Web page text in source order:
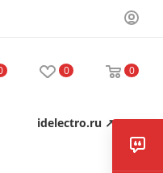
0 0
idelectro.ru ↗